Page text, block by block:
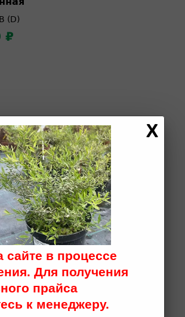
(D)
₽
СТОИТ
ИМЕННО
НАС
квалифицированных
сайте в процессе
Для получения
прайса
к менеджеру.